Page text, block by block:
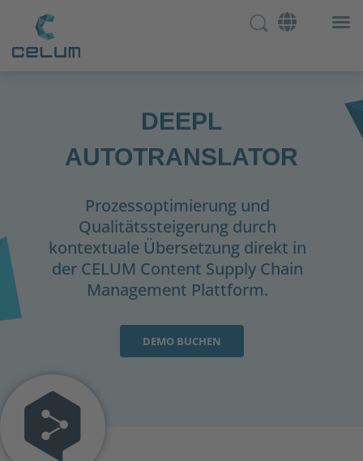
DEEPL
AUTOTRANSLATOR
Prozessoptimierung und
Qualitätssteigerung durch
kontextuale Übersetzung direkt in
der CELUM Content Supply Chain
Management Plattform.
DEMO BUCHEN